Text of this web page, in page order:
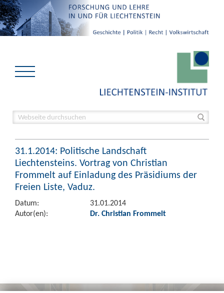
31.1.2014: Politische Landschaft
Liechtensteins. Vortrag von Christian
Frommelt auf Einladung des Präsidiums der
Freien Liste, Vaduz.
Datum:
31.01.2014
Autor(en):
Dr. Christian Frommelt